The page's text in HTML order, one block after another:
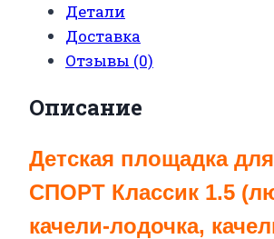
Детали
Доставка
Отзывы (0)
Описание
Детская площадка
СПОРТ Классик 1.5
качели-лодочка,